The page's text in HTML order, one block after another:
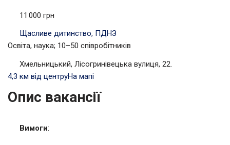
11 000 грн
Щасливе дитинство, ПДНЗ
Освіта, наука; 10–50 співробітників
Хмельницький, Лісогринівецька вулиця, 22.
4,3 км від центруНа мапі
Опис вакансії
Вимоги: